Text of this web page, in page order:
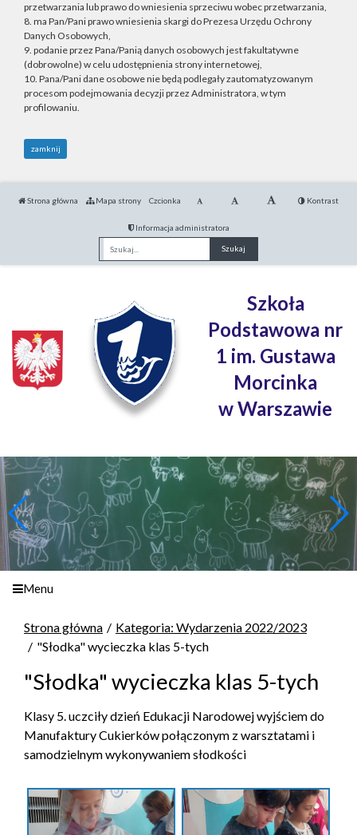
przetwarzania lub prawo do wniesienia sprzeciwu wobec przetwarzania,
8. ma Pan/Pani prawo wniesienia skargi do Prezesa Urzędu Ochrony
Danych Osobowych,
9. podanie przez Pana/Panią danych osobowych jest fakultatywne
(dobrowolne) w celu udostępnienia strony internetowej,
10. Pana/Pani dane osobowe nie będą podlegały zautomatyzowanym
procesom podejmowania decyzji przez Administratora, w tym
profilowaniu.
zamknij
Strona główna Mapa strony Czcionka Kontrast
Informacja administratora
Fraza
Szkoła
Podstawowa nr
1 im. Gustawa
Morcinka
w Warszawie
Menu
Strona główna
Kategoria: Wydarzenia 2022/2023
"Słodka" wycieczka klas 5-tych
"Słodka" wycieczka klas 5-tych
Klasy 5. uczciły dzień Edukacji Narodowej wyjściem do
Manufaktury Cukierków połączonym z warsztatami i
samodzielnym wykonywaniem słodkości